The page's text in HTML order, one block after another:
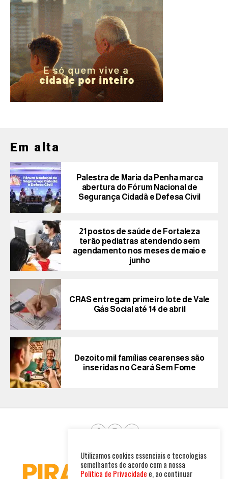
Em alta
Palestra de Maria da Penha marca
abertura do Fórum Nacional de
Segurança Cidadã e Defesa Civil
21 postos de saúde de Fortaleza
terão pediatras atendendo sem
agendamento nos meses de maio e
junho
CRAS entregam primeiro lote de Vale
Gás Social até 14 de abril
Dezoito mil famílias cearenses são
inseridas no Ceará Sem Fome
Utilizamos cookies essenciais e tecnologias
semelhantes de acordo com a nossa
Política de Privacidade e, ao continuar